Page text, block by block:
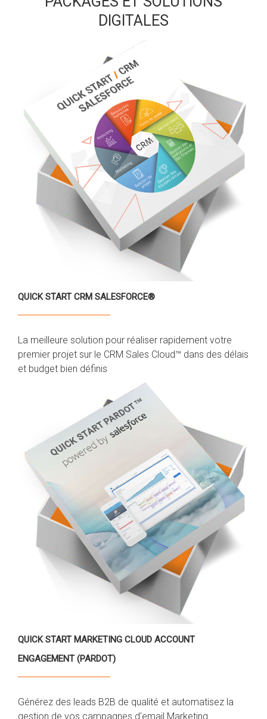
DIGITALES
QUICK START CRM SALESFORCE®
La meilleure solution pour réaliser rapidement votre
premier projet sur le CRM Sales Cloud™ dans des délais
et budget bien définis
QUICK START MARKETING CLOUD ACCOUNT
ENGAGEMENT (PARDOT)
Générez des leads B2B de qualité et automatisez la
gestion de vos campagnes d'email Marketing